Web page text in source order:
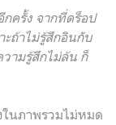
ครั้ง จากที่ดร็อป
ะถ้าไม่รู้สึกอินกับ
ามรู้สึกไม่ล้น ก็
ในภาพรวมไม่หมด